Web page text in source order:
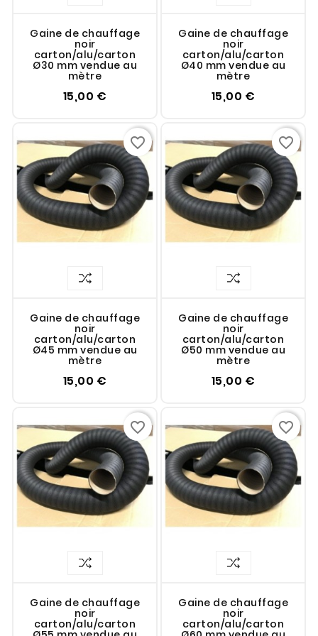
Gaine de chauffage
noir
carton/alu/carton
Ø30 mm vendue au
mètre
15,00 €
Gaine de chauffage
noir
carton/alu/carton
Ø40 mm vendue au
mètre
15,00 €
Gaine de chauffage
noir
carton/alu/carton
Ø45 mm vendue au
mètre
15,00 €
favorite_border
Gaine de chauffage
noir
carton/alu/carton
Ø50 mm vendue au
mètre
15,00 €
favorite_border
Gaine de chauffage
noir
carton/alu/carton
favorite_border
Gaine de chauffage
noir
carton/alu/carton
favorite_border